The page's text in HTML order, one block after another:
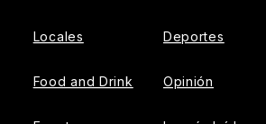
Locales
Food and Drink
Deportes
Opinión